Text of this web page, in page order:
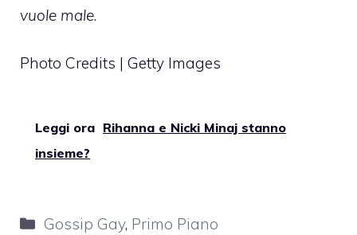
vuole male.
Photo Credits | Getty Images
Leggi ora Rihanna e Nicki Minaj stanno
insieme?
Categorie
Gossip Gay, Primo Piano